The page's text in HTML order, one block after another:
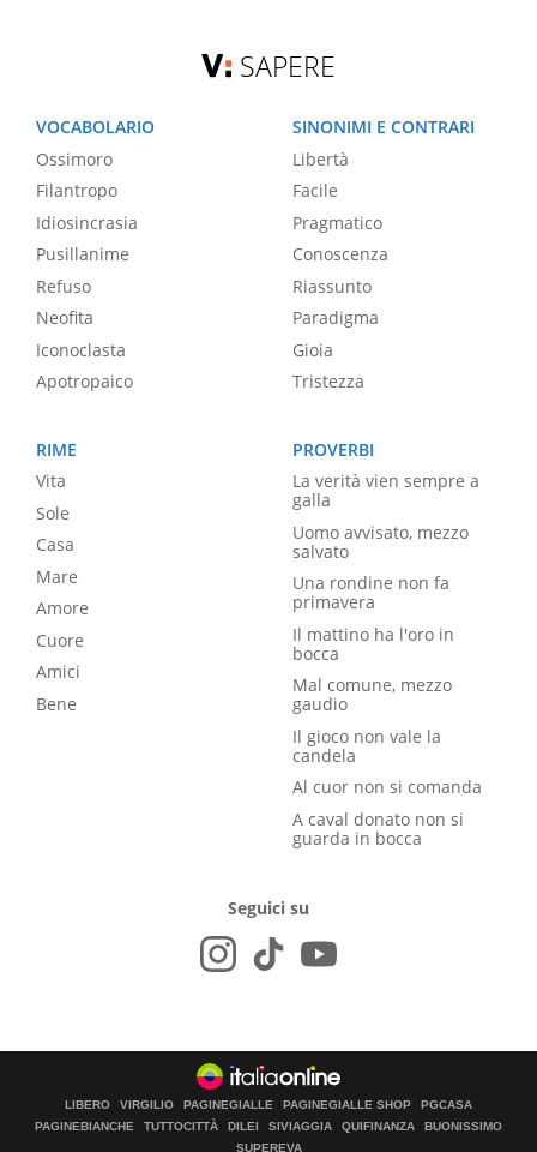
SAPERE
VOCABOLARIO
Ossimoro
Filantropo
Idiosincrasia
Pusillanime
Refuso
Neofita
Iconoclasta
Apotropaico
SINONIMI E CONTRARI
Libertà
Facile
Pragmatico
Conoscenza
Riassunto
Paradigma
Gioia
Tristezza
RIME
Vita
Sole
Casa
Mare
Amore
Cuore
Amici
Bene
PROVERBI
La verità vien sempre a
galla
Uomo avvisato, mezzo
salvato
Una rondine non fa
primavera
Il mattino ha l'oro in
bocca
Mal comune, mezzo
gaudio
Il gioco non vale la
candela
Al cuor non si comanda
A caval donato non si
guarda in bocca
Seguici su
LIBERO VIRGILIO PAGINEGIALLE PAGINEGIALLE SHOP
PGCASA
PAGINEBIANCHE
TUTTOCITTÀ DILEI SIVIAGGIA QUIFINANZA
BUONISSIMO
SUPEREVA